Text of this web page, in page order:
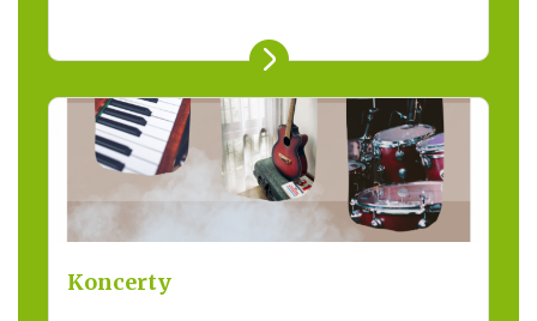
Koncerty